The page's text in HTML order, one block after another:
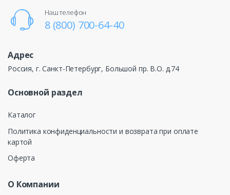
Наш телефон
8 (800) 700-64-40
Адрес
Россия, г. Санкт-Петербург, Большой пр. В.О. д.74
Основной раздел
Каталог
Политика конфиденциальности и возврата при оплате
картой
Оферта
О Компании